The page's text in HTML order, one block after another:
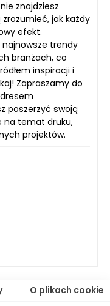
znajdziesz
jak każdy
efekt.
najnowsze trendy
branżach, co
inspiracji i
Zapraszamy do
poszerzyć swoją
na temat druku,
projektów.
O plikach cookie